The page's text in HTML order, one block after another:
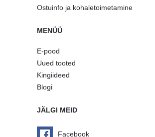
Ostuinfo ja kohaletoimetamine
MENÜÜ
E-pood
Uued tooted
Kingiideed
Blogi
JÄLGI MEID
Facebook